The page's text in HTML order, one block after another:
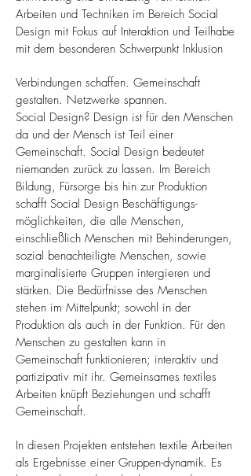
Arbeiten und Techniken im Bereich Social
Design mit Fokus auf Interaktion und Teilhabe
mit dem besonderen Schwerpunkt Inklusion
Verbindungen schaffen. Gemeinschaft
gestalten. Netzwerke spannen.
Social Design? Design ist für den Menschen
da und der Mensch ist Teil einer
Gemeinschaft. Social Design bedeutet
niemanden zurück zu lassen. Im Bereich
Bildung, Fürsorge bis hin zur Produktion
schafft Social Design Beschäftigungs-
möglichkeiten, die alle Menschen,
einschließlich Menschen mit Behinderungen,
sozial benachteiligte Menschen, sowie
marginalisierte Gruppen intergieren und
stärken. Die Bedürfnisse des Menschen
stehen im Mittelpunkt; sowohl in der
Produktion als auch in der Funktion. Für den
Menschen zu gestalten kann in
Gemeinschaft funktionieren; interaktiv und
partizipativ mit ihr. Gemeinsames textiles
Arbeiten knüpft Beziehungen und schafft
Gemeinschaft.
In diesen Projekten entstehen textile Arbeiten
als Ergebnisse einer Gruppen-dynamik. Es